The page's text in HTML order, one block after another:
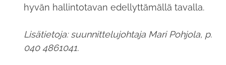
hyvän hallintotavan edellyttämällä tavalla.
Lisätietoja: suunnittelujohtaja Mari Pohjola, p.
040 4861041.